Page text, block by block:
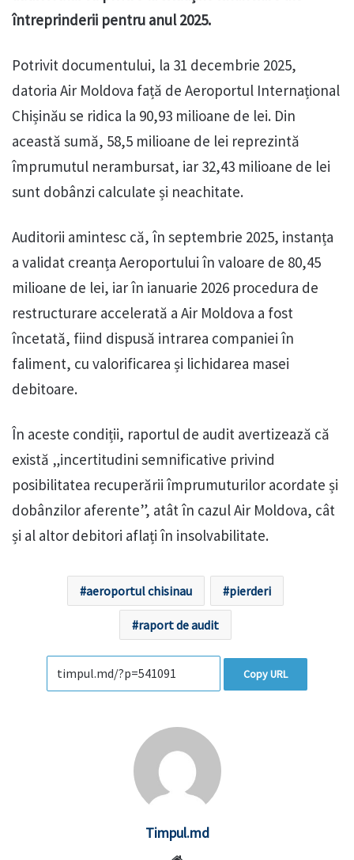
întreprinderii pentru anul 2025.
Potrivit documentului, la 31 decembrie 2025,
datoria Air Moldova față de Aeroportul Internațional
Chișinău se ridica la 90,93 milioane de lei. Din
această sumă, 58,5 milioane de lei reprezintă
împrumutul nerambursat, iar 32,43 milioane de lei
sunt dobânzi calculate și neachitate.
Auditorii amintesc că, în septembrie 2025, instanța
a validat creanța Aeroportului în valoare de 80,45
milioane de lei, iar în ianuarie 2026 procedura de
restructurare accelerată a Air Moldova a fost
încetată, fiind dispusă intrarea companiei în
faliment, cu valorificarea și lichidarea masei
debitoare.
În aceste condiții, raportul de audit avertizează că
există „incertitudini semnificative privind
posibilitatea recuperării împrumuturilor acordate și
dobânzilor aferente”, atât în cazul Air Moldova, cât
și al altor debitori aflați în insolvabilitate.
aeroportul chisinau pierderi
raport de audit
Copy URL
Timpul.md